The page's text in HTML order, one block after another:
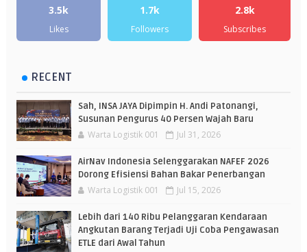
3.5k
Likes
1.7k
Followers
2.8k
Subscribes
RECENT
Sah, INSA JAYA Dipimpin H. Andi Patonangi,
Susunan Pengurus 40 Persen Wajah Baru
Warta Logistik 001 Jul 31, 2026
AirNav Indonesia Selenggarakan NAFEF 2026
Dorong Efisiensi Bahan Bakar Penerbangan
Warta Logistik 001 Jul 15, 2026
Lebih dari 140 Ribu Pelanggaran Kendaraan
Angkutan Barang Terjadi Uji Coba Pengawasan
ETLE dari Awal Tahun